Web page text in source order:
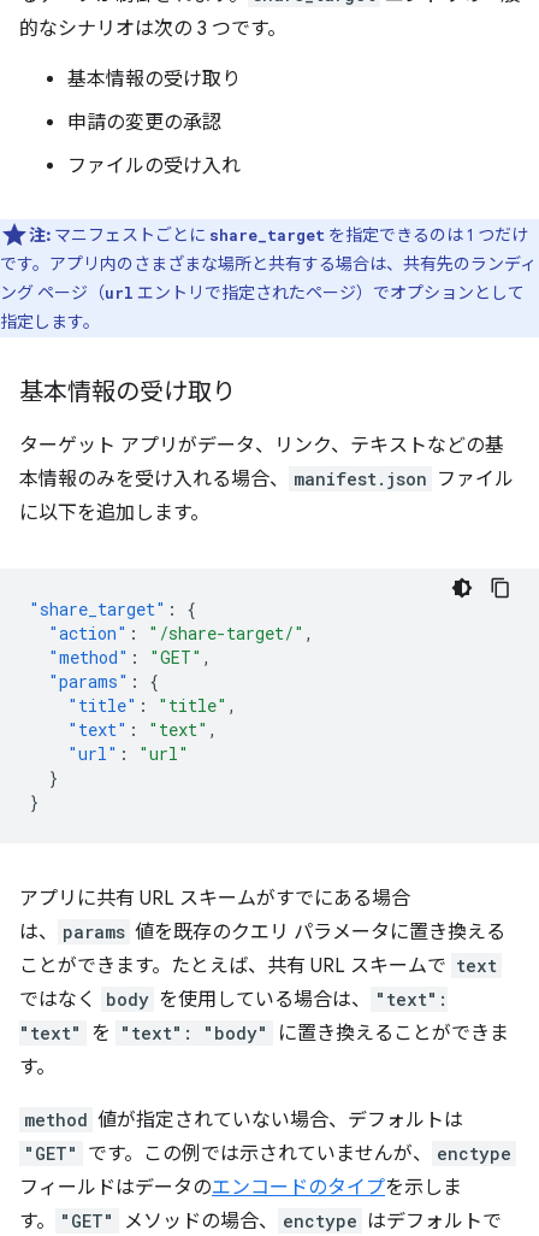
的なシナリオは次の 3 つです。
基本情報の受け取り
申請の変更の承認
ファイルの受け入れ
注: マニフェストごとに share_target を指定できるのは 1 つだけ
です。アプリ内のさまざまな場所と共有する場合は、共有先のランディ
ング ページ（url エントリで指定されたページ）でオプションとして
指定します。
基本情報の受け取り
ターゲット アプリがデータ、リンク、テキストなどの基
本情報のみを受け入れる場合、
manifest.json ファイル
に以下を追加します。
"share_target" :
{
"action" : "/share-target/" ,
"method" : "GET" ,
"params" :
{
"title" : "title" ,
"text" : "text" ,
"url" :
"url"
}
}
アプリに共有 URL スキームがすでにある場合
は、
params 値を既存のクエリ パラメータに置き換える
ことができます。たとえば、共有 URL スキームで text
ではなく body を使用している場合は、
"text":
"text"
を "text": "body"
に置き換えることができま
す。
method 値が指定されていない場合、デフォルトは
"GET" です。この例では示されていませんが、 enctype
フィールドはデータのエンコードのタイプを示しま
す。
"GET" メソッドの場合、 enctype はデフォルトで